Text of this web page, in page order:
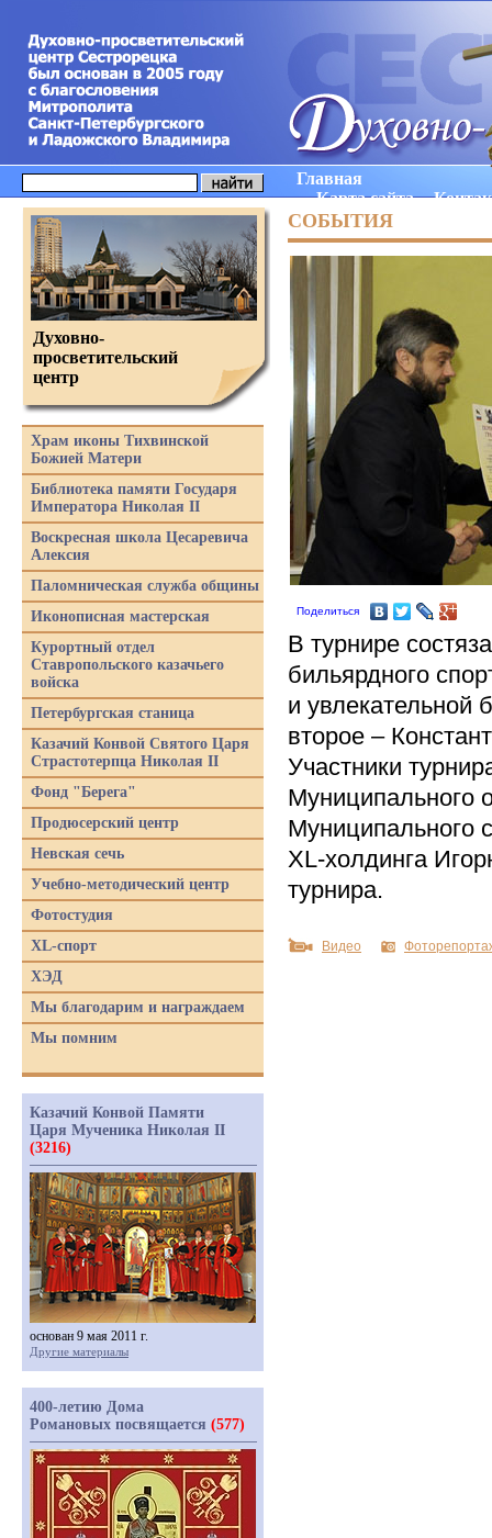
Главная
Карта сайта
СОБЫТИЯ
Поделиться
В турнире
бильярдного
и увлекательной
второе –
Участники
Муниципального
Муниципального
XL-холдинга
турнира.
Видео
Духовно-
просветительский
центр
Храм иконы Тихвинской
Божией Матери
Библиотека памяти Государя
Императора Николая II
Воскресная школа Цесаревича
Алексия
Паломническая служба общины
Иконописная мастерская
Курортный отдел
Ставропольского казачьего
войска
Петербургская станица
Казачий Конвой Святого Царя
Страстотерпца Николая II
Фонд "Берега"
Продюсерский центр
Невская сечь
Учебно-методический центр
Фотостудия
XL-спорт
ХЭД
Мы благодарим и награждаем
Мы помним
Казачий Конвой Памяти
Царя Мученика Николая II
(3216)
основан 9 мая 2011 г.
Другие материалы
400-летию Дома
Романовых посвящается (577)